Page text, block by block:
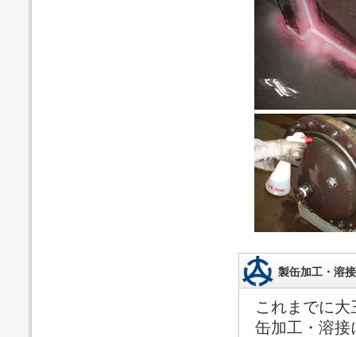
製缶加工・溶
これまでに
缶加工・溶接